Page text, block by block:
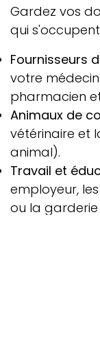
Gardez vos
qui
Fournisseurs
votre
pharmacien
Animaux de
vétérinaire et
animal).
Travail et
employeur,
ou la